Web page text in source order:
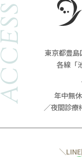
東京都豊
各線「
年中無
／夜間診療
＼